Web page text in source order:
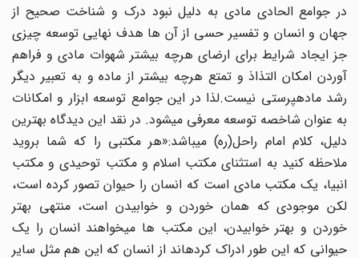
در جوامع الحادی مادی به دلیل نبود درک و شناخت صحیح از
جهان و انسان و تفسیر حسی از آن ها هدف نهایی توسعه چیزی
جز ایجاد شرایط برای ارضای هرچه بیشتر شهوات مادی و فراهم
آوردن امکان التذاذ و تمتع هرچه بیشتر از ماده و به تعبیر دیگر
رشد مادهپرستی نیست.لذا در این جوامع توسعه ابزار و امکانات
به عنوان شاخصه توسعه معرفی میشود. در نقد این دیدگاه بهترین
دلیل، کلام امام راحل(ره) میباشد:«هر مکتبی را که شما بروید
ملاحظه کنید به استثنای مکتب اسلام و مکتب توحیدی و مکتب
انبیا، یک مکتب مادی است که انسان را حیوان تصور کرده است،
لکن موجودی که همان خوردن و خوابیدن است، منتهی بهتر
خوردن و بهتر خوابیدن، این مکتب ها میخواهند انسان را یک
حیوانی که این طور ادراک کردهاند از انسان که این هم مثل سایر